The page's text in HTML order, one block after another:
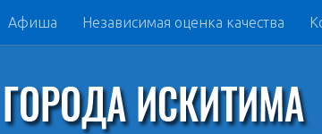
Афиша Независимая оценка качества